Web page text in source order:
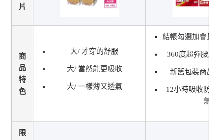
片
商
品
特
色
大/ 才穿的舒服
大/ 當然能更吸收
大/ 一樣薄又透氣
結帳勾選加會員
360度超彈腰腿
新舊包裝商品
12小時吸收防
氣
限